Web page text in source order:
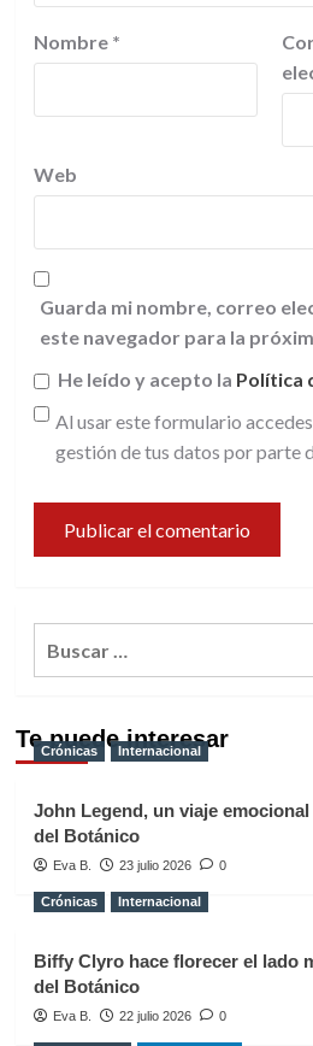
Nombre *
Web
Guarda mi nombre, correo
este navegador para la
He leído y acepto la Política
Al usar este formulario
gestión de tus datos por parte
Te puede interesar
Crónicas Internacional
John Legend, un viaje
del Botánico
Eva B. 23 julio 2026 0
Crónicas Internacional
Biffy Clyro hace florecer el lado
del Botánico
Eva B. 22 julio 2026 0